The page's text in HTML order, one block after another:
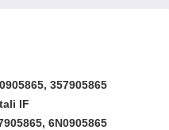
357905865
IF
6N0905865